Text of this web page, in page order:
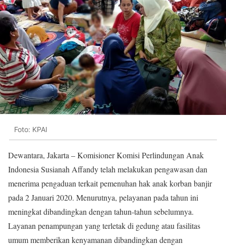
Foto: KPAI
Dewantara, Jakarta – Komisioner Komisi Perlindungan Anak
Indonesia Susianah Affandy telah melakukan pengawasan dan
menerima pengaduan terkait pemenuhan hak anak korban banjir
pada 2 Januari 2020. Menurutnya, pelayanan pada tahun ini
meningkat dibandingkan dengan tahun-tahun sebelumnya.
Layanan penampungan yang terletak di gedung atau fasilitas
umum memberikan kenyamanan dibandingkan dengan